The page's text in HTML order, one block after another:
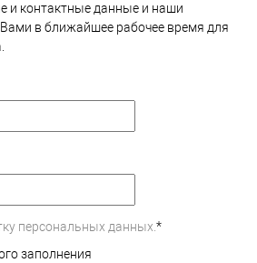
и контактные данные и наши
в ближайшее рабочее время для
персональных данных. *
заполнения